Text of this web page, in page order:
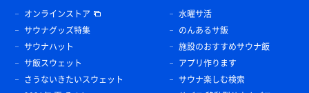
オンラインストア
サウナグッズ特集
サウナハット
サ飯スウェット
さうないきたいスウェット
水曜サ活
のんあるサ飯
施設のおすすめサウナ飯
アプリ作ります
サウナ楽しむ検索